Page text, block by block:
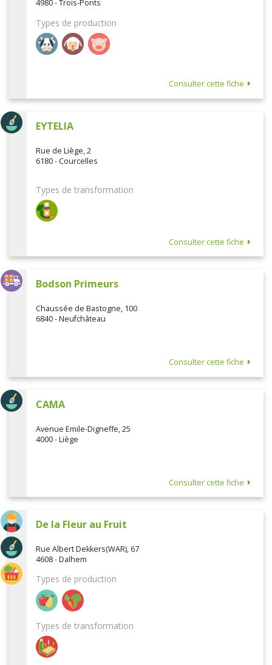
4980 - Trois-Ponts
Types de production
Consulter cette fiche
EYTELIA
Rue de Liège, 2
6180 - Courcelles
Types de transformation
Consulter cette fiche
Bodson Primeurs
Chaussée de Bastogne, 100
6840 - Neufchâteau
Consulter cette fiche
CAMA
Avenue Emile-Digneffe, 25
4000 - Liège
Consulter cette fiche
De la Fleur au Fruit
Rue Albert Dekkers(WAR), 67
4608 - Dalhem
Types de production
Types de transformation